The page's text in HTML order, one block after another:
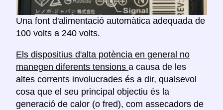
Una font d'alimentació automàtica adequada de
100 volts a 240 volts.
Els dispositius d'alta potència en general no
manegen diferents tensions a causa de les
altes corrents involucrades és a dir, qualsevol
cosa que el seu principal objectiu és la
generació de calor (o fred), com assecadors de